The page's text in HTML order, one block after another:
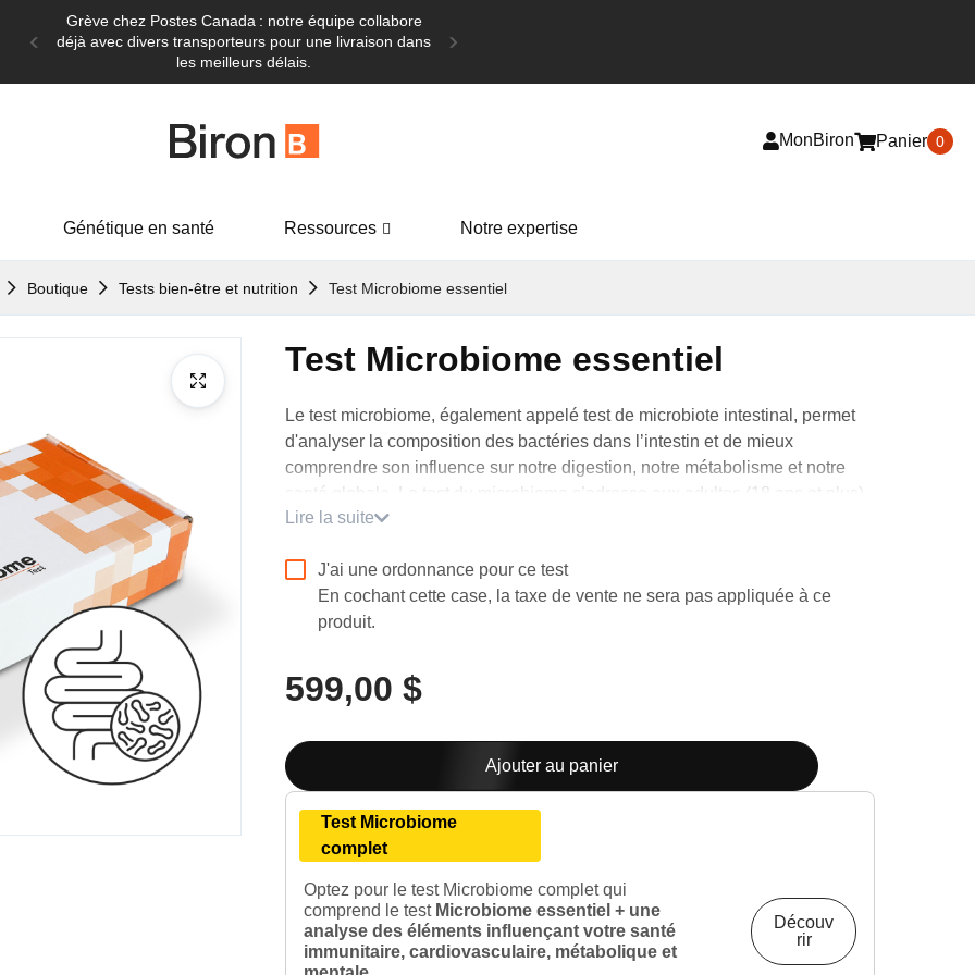
Grève chez Postes Canada : notre équipe collabore
déjà avec divers transporteurs pour une livraison dans
les meilleurs délais.
MonBiron Panier 0
Génétique en santé Ressources Notre expertise
Boutique Tests bien-être et nutrition Test Microbiome essentiel
Test Microbiome essentiel
Le test microbiome, égalementappelé testde microbiote intestinal , permet
d'analyser la composition des bactéries dans l’intestin et de mieux
comprendre son influence sur notre digestion, notre métabolisme et notre
santé globale.
Le test du microbiome s’adresse aux adultes (18 ans et plus)
afin de s’aligner sur des données de référence scientifiquement validées.
Rapport complet personnalisé , visuel et facile à comprendre
Recontre post-test gratuite
Enveloppe de retour préaffranchie
Livraison express gratuite
Lire la suite
J'ai une ordonnance pour ce test
En cochant cette case, la taxe de vente ne sera pas appliquée à ce
produit.
599,00 $
Ajouter au panier
Test Microbiome
complet
Optez pour le test Microbiome complet qui
comprend le test Microbiome essentiel + une
analyse des éléments influençant votre santé
immunitaire, cardiovasculaire, métabolique et
Découv
rir